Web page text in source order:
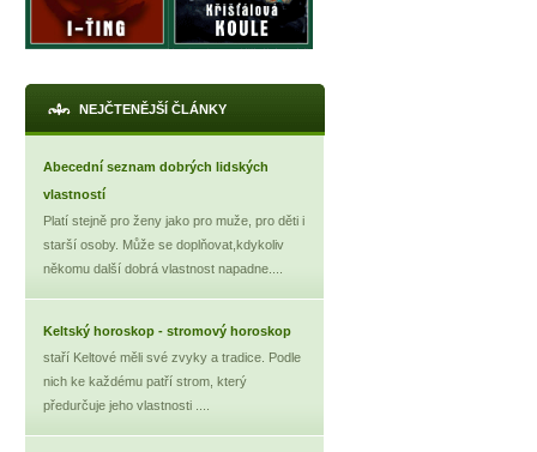
NEJČTENĚJŠÍ ČLÁNKY
Abecední seznam dobrých lidských
vlastností
Platí stejně pro ženy jako pro muže, pro děti i
starší osoby. Může se doplňovat,kdykoliv
někomu další dobrá vlastnost napadne....
Keltský horoskop - stromový horoskop
staří Keltové měli své zvyky a tradice. Podle
nich ke každému patří strom, který
předurčuje jeho vlastnosti ....